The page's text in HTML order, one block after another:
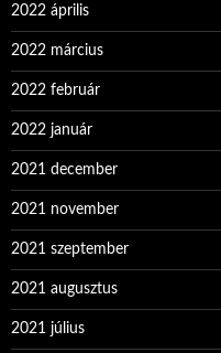
2022 április
2022 március
2022 február
2022 január
2021 december
2021 november
2021 szeptember
2021 augusztus
2021 július